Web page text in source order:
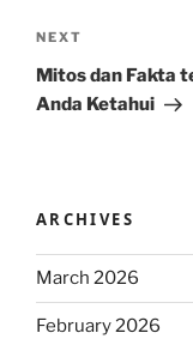
Next
Post
NEXT
Mitos dan Fakta
Anda Ketahui
ARCHIVES
March 2026
February 2026